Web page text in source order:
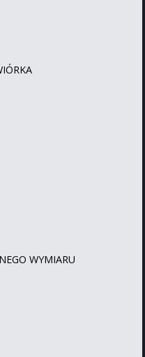
WYMIARU